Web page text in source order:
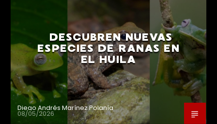
DESCUBREN NUEVAS
ESPECIES DE RANAS EN
EL HUILA
Diego Andrés Marínez Polanía
08/05/2026